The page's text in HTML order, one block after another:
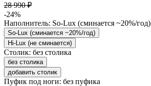
28 990 ₽
-24%
Наполнитель: So-Lux (cминается ~20%/год)
So-Lux (cминается ~20%/год)
Hi-Lux (не сминается)
Столик: без столика
без столика
добавить столик
Пуфик под ноги: без пуфика